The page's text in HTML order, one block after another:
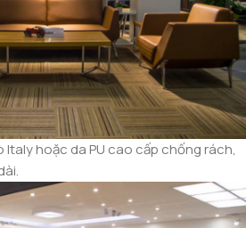
Italy hoặc da PU cao cấp chống rách,